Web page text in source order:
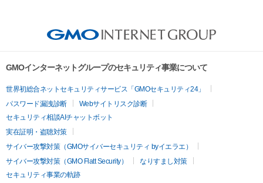
GMOインターネットグループのセキュリティ事業について
世界初総合ネットセキュリティサービス「GMOセキュリティ24」
パスワード漏洩診断
Webサイトリスク診断
セキュリティ相談AIチャットボット
実在証明・盗聴対策
サイバー攻撃対策（GMOサイバーセキュリティ byイエラエ）
サイバー攻撃対策（GMO Flatt Security）
なりすまし対策
セキュリティ事業の軌跡